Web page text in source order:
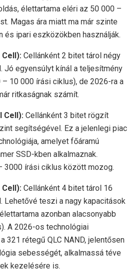
élettartama eléri az 50 000 –
Magas ára miatt ma már szinte
és ipari eszközökben használják.
Cellánként 2 bitet tárol négy
egyensúlyt kínál a teljesítmény
10 000 írási ciklus), de 2026-ra a
ritkaságnak számít.
Cell): Cellánként 3 bitet rögzít
segítségével. Ez a jelenlegi piac
amelyet főáramú
SSD-kben alkalmaznak.
3000 írási ciklus között mozog.
Cell): Cellánként 4 bitet tárol 16
teszi a nagy kapacitások
azonban alacsonyabb
A 2026-os technológiai
321 rétegű QLC NAND, jelentősen
sebességét, alkalmassá téve
kezelésére is.